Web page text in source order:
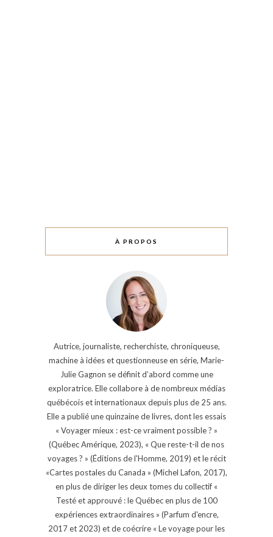
À PROPOS
Autrice, journaliste, recherchiste, chroniqueuse,
machine à idées et questionneuse en série, Marie-
Julie Gagnon se définit d’abord comme une
exploratrice. Elle collabore à de nombreux médias
québécois et internationaux depuis plus de 25 ans.
Elle a publié une quinzaine de livres, dont les essais
« Voyager mieux : est-ce vraiment possible ? »
(Québec Amérique, 2023), « Que reste-t-il de nos
voyages ? » (Éditions de l'Homme, 2019) et le récit
«Cartes postales du Canada » (Michel Lafon, 2017),
en plus de diriger les deux tomes du collectif «
Testé et approuvé : le Québec en plus de 100
expériences extraordinaires » (Parfum d'encre,
2017 et 2023) et de coécrire « Le voyage pour les